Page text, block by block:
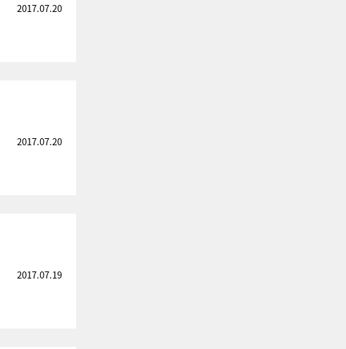
2017.07.20
2017.07.20
2017.07.19